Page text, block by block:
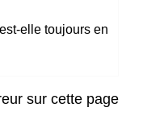
elle toujours en
sur cette page